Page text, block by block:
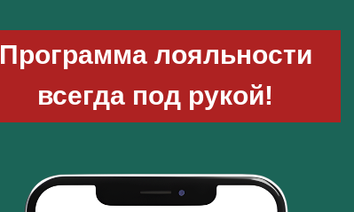
Программа лояльности
всегда под рукой!